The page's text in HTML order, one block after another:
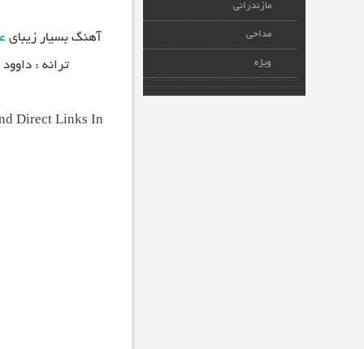
آهنگ بسیار زیبای
ترانه :
Direct Links In
مازندرانی
مداحی
ویژه